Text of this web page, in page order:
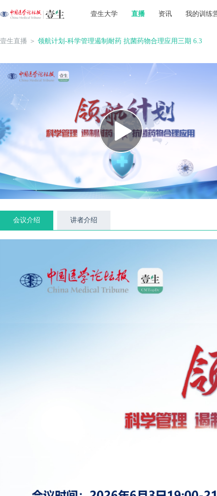
壹生大学 直播 资讯 我的训练
壹生直播 ＞ 领航计划-科学管理遏制耐药 抗菌药物合理应用三期 6.3
会议介绍 讲者介绍